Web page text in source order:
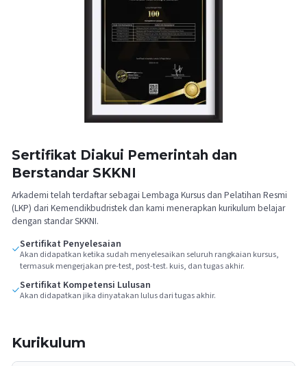
Sertifikat Diakui Pemerintah dan
Berstandar SKKNI
Arkademi telah terdaftar sebagai Lembaga Kursus dan Pelatihan Resmi
(LKP) dari Kemendikbudristek dan kami menerapkan kurikulum belajar
dengan standar SKKNI.
Sertifikat Penyelesaian
Akan didapatkan ketika sudah menyelesaikan seluruh rangkaian kursus,
termasuk mengerjakan pre-test, post-test. kuis, dan tugas akhir.
Sertifikat Kompetensi Lulusan
Akan didapatkan jika dinyatakan lulus dari tugas akhir.
Kurikulum